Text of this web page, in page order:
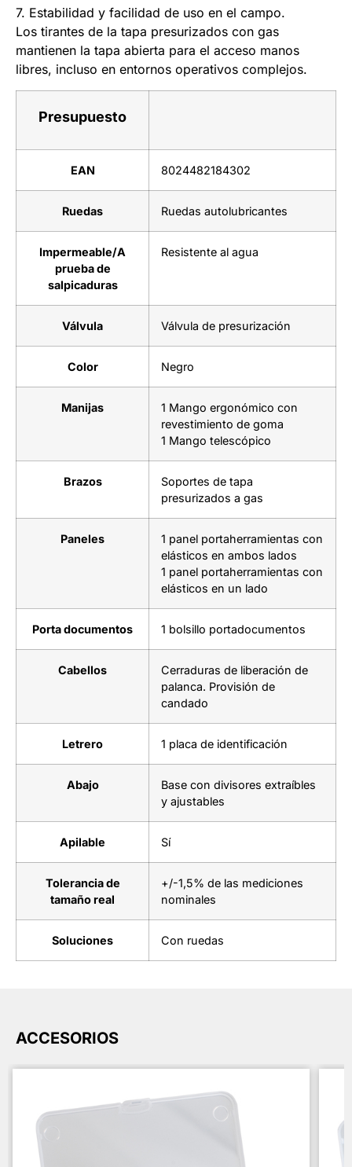
7. Estabilidad y facilidad de uso en el campo.
Los tirantes de la tapa presurizados con gas
mantienen la tapa abierta para el acceso manos
libres, incluso en entornos operativos complejos.
Presupuesto
EAN 8024482184302
Ruedas Ruedas autolubricantes
Impermeable/A
prueba de
salpicaduras
Resistente al agua
Válvula Válvula de presurización
Color Negro
Manijas
1 Mango ergonómico con
revestimiento de goma
1 Mango telescópico
Brazos
Soportes de tapa
presurizados a gas
Paneles
1 panel portaherramientas con
elásticos en ambos lados
1 panel portaherramientas con
elásticos en un lado
Porta documentos 1 bolsillo portadocumentos
Cabellos
Cerraduras de liberación de
palanca. Provisión de
candado
Letrero 1 placa de identificación
Abajo
Base con divisores extraíbles
y ajustables
Apilable Sí
Tolerancia de
tamaño real
+/-1,5% de las mediciones
nominales
Soluciones Con ruedas
ACCESORIOS